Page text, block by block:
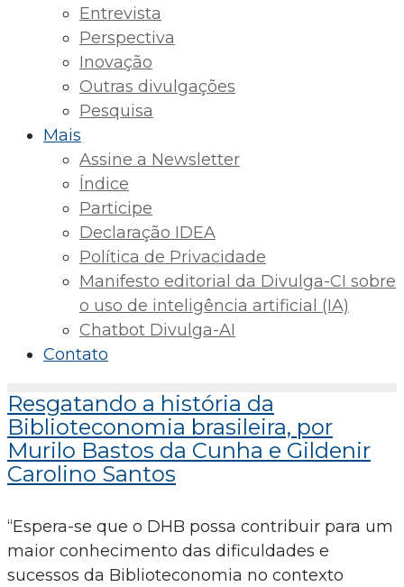
Entrevista
Perspectiva
Inovação
Outras divulgações
Pesquisa
Mais
Assine a Newsletter
Índice
Participe
Declaração IDEA
Política de Privacidade
Manifesto editorial da Divulga-CI sobre
o uso de inteligência artificial (IA)
Chatbot Divulga-AI
Contato
Resgatando a história da
Biblioteconomia brasileira, por
Murilo Bastos da Cunha e Gildenir
Carolino Santos
“Espera-se que o DHB possa contribuir para um
maior conhecimento das dificuldades e
sucessos da Biblioteconomia no contexto